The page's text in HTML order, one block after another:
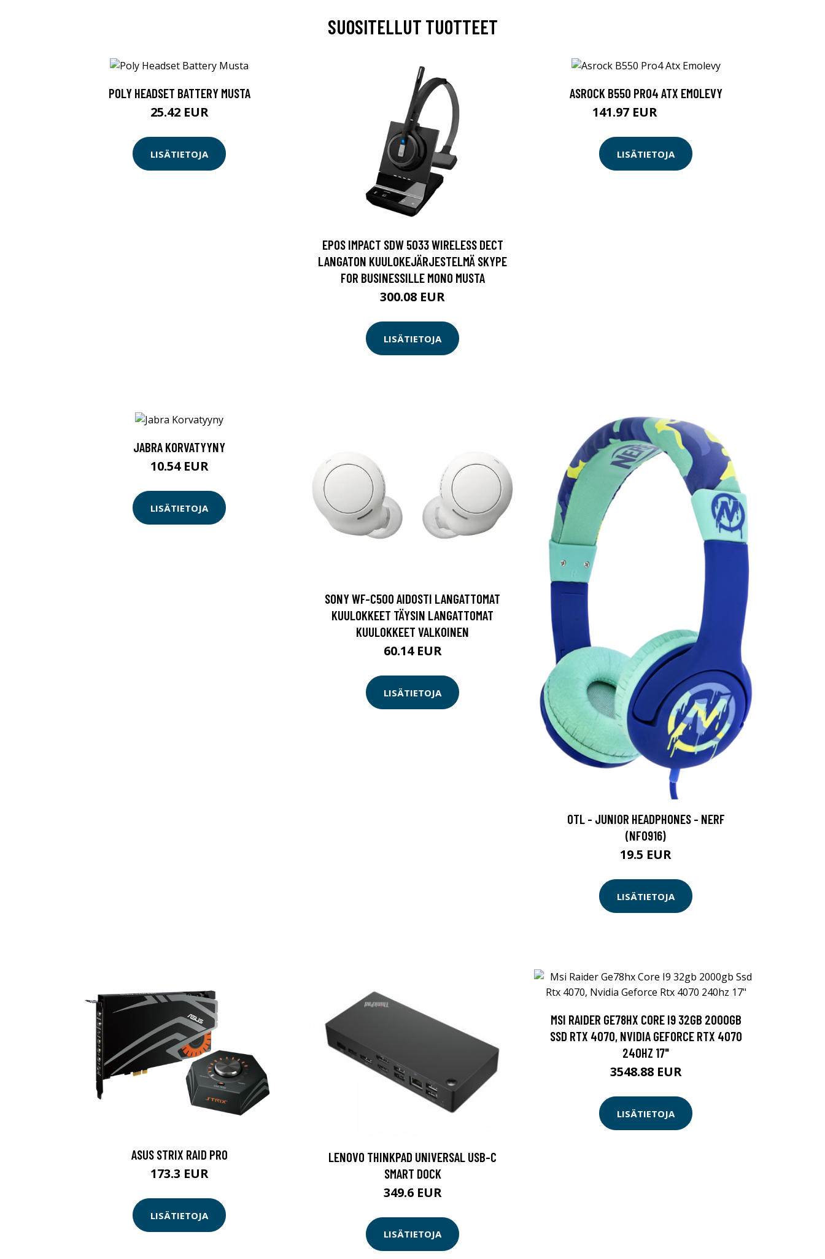
SUOSITELLUT TUOTTEET
POLY HEADSET BATTERY MUSTA
25.42 EUR
LISÄTIETOJA
EPOS IMPACT SDW 5033 WIRELESS DECT
LANGATON KUULOKEJÄRJESTELMÄ SKYPE
FOR BUSINESSILLE MONO MUSTA
300.08 EUR
LISÄTIETOJA
ASROCK B550 PRO4 ATX EMOLEVY
141.97 EUR
LISÄTIETOJA
JABRA KORVATYYNY
10.54 EUR
LISÄTIETOJA
SONY WF-C500 AIDOSTI LANGATTOMAT
KUULOKKEET TÄYSIN LANGATTOMAT
KUULOKKEET VALKOINEN
60.14 EUR
LISÄTIETOJA
OTL - JUNIOR HEADPHONES - NERF
(NF0916)
19.5 EUR
LISÄTIETOJA
ASUS STRIX RAID PRO
173.3 EUR
LISÄTIETOJA
LENOVO THINKPAD UNIVERSAL USB-C
SMART DOCK
349.6 EUR
LISÄTIETOJA
MSI RAIDER GE78HX CORE I9 32GB 2000GB
SSD RTX 4070, NVIDIA GEFORCE RTX 4070
240HZ 17"
3548.88 EUR
LISÄTIETOJA